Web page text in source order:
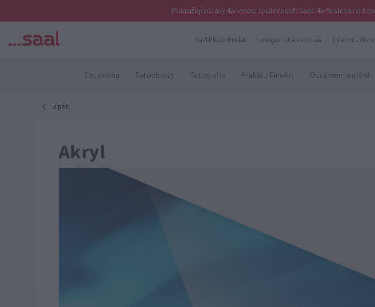
Pokračují oslavy 45. výročí společnosti Saal: 45 % sleva na
Saal Photo Portal Fotografické centrum Firemní
Fotokniha Fotoobrazy Fotografie Plakát / FineArt Oznámení a přání
Zpět
Akryl